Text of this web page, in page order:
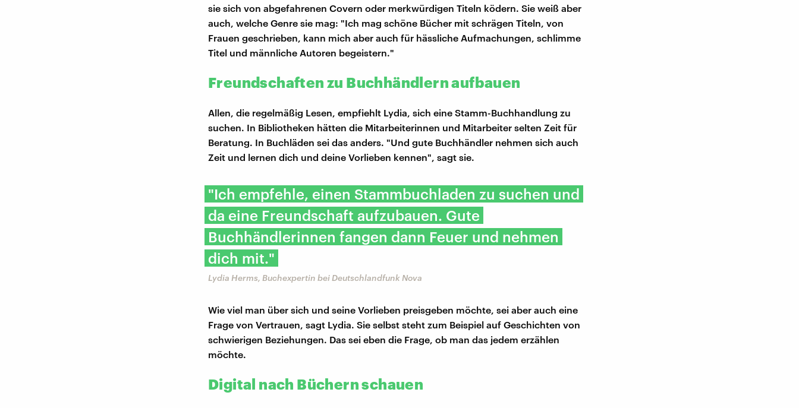
sie sich von abgefahrenen Covern oder merkwürdigen Titeln ködern. Sie weiß aber
auch, welche Genre sie mag: "Ich mag schöne Bücher mit schrägen Titeln, von
Frauen geschrieben, kann mich aber auch für hässliche Aufmachungen, schlimme
Titel und männliche Autoren begeistern."
Freundschaften zu Buchhändlern aufbauen
Allen, die regelmäßig Lesen, empfiehlt Lydia, sich eine Stamm-Buchhandlung zu
suchen. In Bibliotheken hätten die Mitarbeiterinnen und Mitarbeiter selten Zeit für
Beratung. In Buchläden sei das anders. "Und gute Buchhändler nehmen sich auch
Zeit und lernen dich und deine Vorlieben kennen", sagt sie.
"Ich empfehle, einen Stammbuchladen zu suchen und
da eine Freundschaft aufzubauen. Gute
Buchhändlerinnen fangen dann Feuer und nehmen
dich mit."
Lydia Herms, Buchexpertin bei Deutschlandfunk Nova
Wie viel man über sich und seine Vorlieben preisgeben möchte, sei aber auch eine
Frage von Vertrauen, sagt Lydia. Sie selbst steht zum Beispiel auf Geschichten von
schwierigen Beziehungen. Das sei eben die Frage, ob man das jedem erzählen
möchte.
Digital nach Büchern schauen